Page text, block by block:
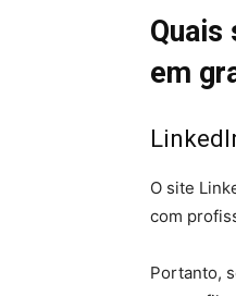
Quais
em
O site
com
Portanto,